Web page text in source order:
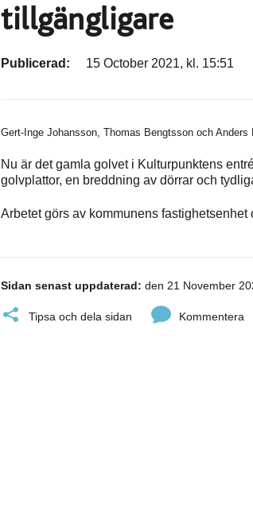
tillgängligare
Publicerad: 15 October 2021, kl. 15:51
Gert-Inge Johansson, Thomas Bengtsson och Anders
Nu är det gamla golvet i Kulturpunktens
golvplattor, en breddning av dörrar och
Arbetet görs av kommunens
Sidan senast uppdaterad: den 21 November
Tipsa och dela sidan Kommentera